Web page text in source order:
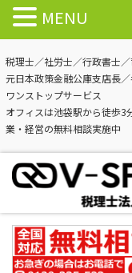
税理士／社労士／行政書士
元日本政策金融公庫支店長
ワンストップサービス
オフィスは池袋駅から徒歩3
業・経営の無料相談実施中
MENU